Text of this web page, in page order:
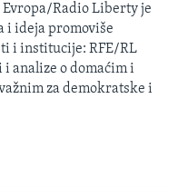
Radio Liberty je
i ideja promoviše
i institucije: RFE/RL
analize o domaćim i
za demokratske i